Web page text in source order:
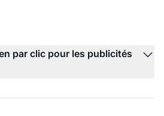
par clic pour les publicités